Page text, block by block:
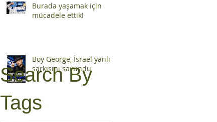
Burada yaşamak için
mücadele ettik!
Boy George, İsrael yanlısı
şarkısını savundu
Search By
Tags